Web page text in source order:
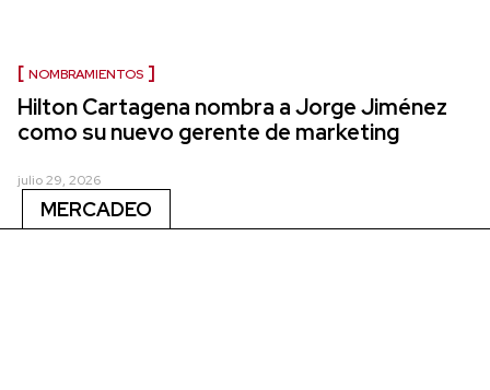
NOMBRAMIENTOS
Hilton Cartagena nombra a Jorge Jiménez
como su nuevo gerente de marketing
julio 29, 2026
MERCADEO